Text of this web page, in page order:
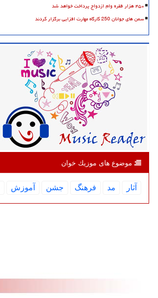
۴۵۰ هزار فقره وام ازدواج پرداخت خواهد شد
سمن های جوانان 250 کارگاه مهارت افزایی برگزار کردند
موضوع های موزیك خوان
آثار مد فرهنگ جشن آموزش